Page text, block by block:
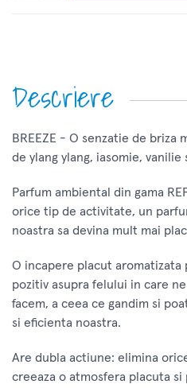
Descriere
BREEZE - O senzatie de briza
de ylang ylang, iasomie, vanilie
Parfum ambiental din gama
orice tip de activitate, un
noastra sa devina mult mai
O incapere placut
pozitiv asupra felului in care
facem, a ceea ce gandim si
si eficienta noastra.
Are dubla actiune: elimina
creeaza o atmosfera placuta